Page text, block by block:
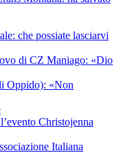
che possiate lasciarvi
di CZ Maniago: «Dio
Oppido): «Non
Christojenna
Italiana